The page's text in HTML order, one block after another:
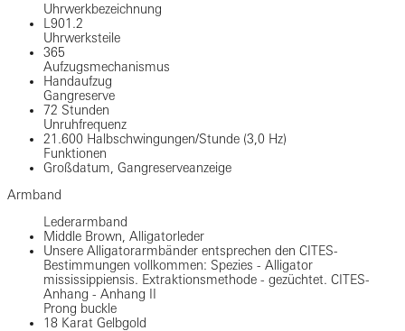
Uhrwerkbezeichnung
L901.2
Uhrwerksteile
365
Aufzugsmechanismus
Handaufzug
Gangreserve
72 Stunden
Unruhfrequenz
21.600 Halbschwingungen/Stunde (3,0 Hz)
Funktionen
Großdatum, Gangreserveanzeige
Armband
Lederarmband
Middle Brown, Alligatorleder
Unsere Alligatorarmbänder entsprechen den CITES-
Bestimmungen vollkommen: Spezies - Alligator
mississippiensis. Extraktionsmethode - gezüchtet. CITES-
Anhang - Anhang II
Prong buckle
18 Karat Gelbgold